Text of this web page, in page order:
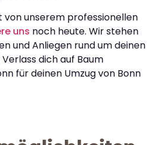
von unserem professionellen
uns noch heute. Wir stehen
und Anliegen rund um deinen
dich auf Baum
für deinen Umzug von Bonn